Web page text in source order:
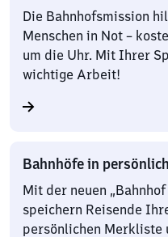
Die Bahnhofsmission
Menschen in Not –
um die Uhr. Mit Ihrer
wichtige Arbeit!
Bahnhöfe in
Mit der neuen
speichern Reisende
persönlichen